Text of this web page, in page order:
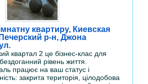
квартиру, Киевская
р-н, Джона
квартал 2 це бізнес-клас для
рівень життя.
працює на ваш статус і
закрита територія, цілодобова